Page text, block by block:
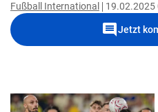
Fußball International 19.02.2025
commentJetzt